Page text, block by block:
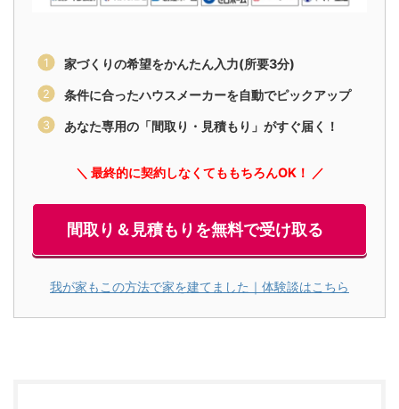
家づくりの希望をかんたん入力(所要3分)
条件に合ったハウスメーカーを自動でピックアップ
あなた専用の「間取り・見積もり」がすぐ届く！
＼ 最終的に契約しなくてももちろんOK！ ／
間取り＆見積もりを無料で受け取る
我が家もこの方法で家を建てました｜体験談はこちら